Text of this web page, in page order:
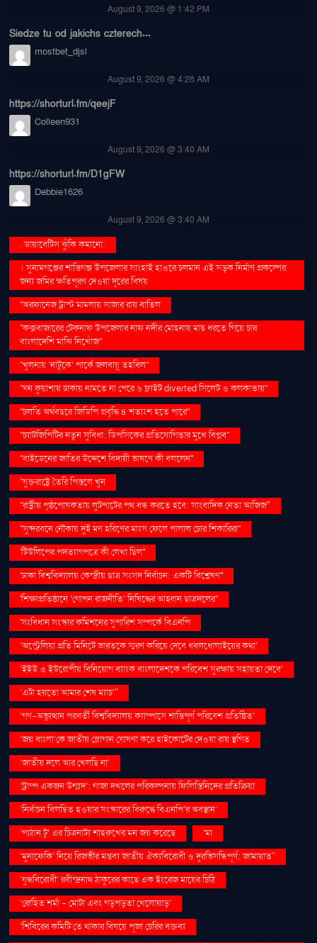
August 9, 2026 @ 1:42 PM
Siedze tu od jakichs czterech...
mostbet_djsl
August 9, 2026 @ 4:28 AM
https://shorturl.fm/qeejF
Colleen931
August 9, 2026 @ 3:40 AM
https://shorturl.fm/D1gFW
Debbie1626
August 9, 2026 @ 3:40 AM
. ডায়াবেটিস ঝুঁকি কমানো:
। সুনামগঞ্জের শান্তিগঞ্জ উপজেলার সাংহাই হাওরে চলমান এই সড়ক নির্মাণ প্রকল্পের
জন্য জমির ক্ষতিপূরণ দেওয়া দূরের বিষয়
''অরফানেজ ট্রাস্ট মামলায় সাজার রায় বাতিল
''কক্সবাজারের টেকনাফ উপজেলার নাফ নদীর মোহনায় মাছ ধরতে গিয়ে চার
বাংলাদেশি মাঝি নিখোঁজ''
''খুলনায় ‘নাটুকে’ পার্কে জলবায়ু তহবিল''
''ঘন কুয়াশায় ঢাকায় নামতে না পেরে ৬ ফ্লাইট diverted সিলেট ও কলকাতায়''
''চলতি অর্থবছরে জিডিপি প্রবৃদ্ধি ৪ শতাংশ হতে পারে''
''চ্যাটজিপিটির নতুন সুবিধা: ডিপসিকের প্রতিযোগিতার মুখে বিপ্লব''
''বাইডেনের জাতির উদ্দেশে বিদায়ী ভাষণে কী বললেন''
''যুক্তরাষ্ট্রে তৈরি পিস্তলে খুন
''রাষ্ট্রীয় পৃষ্ঠপোষকতায় লুটপাটের পথ বন্ধ করতে হবে: সাংবাদিক নেতা আজিজ"
''সুন্দরবনে নৌকায় দুই মণ হরিণের মাংস ফেলে পালাল চোর শিকারিরা''
'টিউলিপের পদত্যাগপত্রে কী লেখা ছিল''
'ঢাকা বিশ্ববিদ্যালয় কেন্দ্রীয় ছাত্র সংসদ নির্বাচন: একটি বিশ্লেষণ''
'শিক্ষাপ্রতিষ্ঠানে ‘গোপন রাজনীতি’ নিষিদ্ধের আহ্বান ছাত্রদলের''
'সংবিধান সংস্কার কমিশনের সুপারিশ সম্পর্কে বিএনপি
‘অস্ট্রেলিয়া প্রতি মিনিটে ভারতকে স্মরণ করিয়ে দেবে ধবলধোলাইয়ের কথা’
‘ইইউ ও ইউরোপীয় বিনিয়োগ ব্যাংক বাংলাদেশকে পরিবেশ সুরক্ষায় সহায়তা দেবে’
‘এটা হয়তো আমার শেষ ম্যাচ’"
‘গণ–অভ্যুত্থান পরবর্তী বিশ্ববিদ্যালয় ক্যাম্পাসে শান্তিপূর্ণ পরিবেশ প্রতিষ্ঠিত’
‘জয় বাংলা’কে জাতীয় স্লোগান ঘোষণা করে হাইকোর্টের দেওয়া রায় স্থগিত
‘জাতীয় দলে আর খেলছি না’
‘ট্রাম্প একজন উন্মাদ’: গাজা দখলের পরিকল্পনায় ফিলিস্তিনিদের প্রতিক্রিয়া
‘নির্বাচন বিলম্বিত হওয়ার সংস্কারের বিরুদ্ধে বিএনপি’র অবস্থান’
‘পাঠান টু’ এর চিত্রনাট্য শাহরুখের মন জয় করেছে
‘মা
‘মুনাফেকি’ নিয়ে রিজভীর মন্তব্য জাতীয় ঐক্যবিরোধী ও দুরভিসন্ধিপূর্ণ: জামায়াত"
‘যুদ্ধবিরোধী’ রবীন্দ্রনাথ ঠাকুরের কাছে এক ইংরেজ মায়ের চিঠি
‘রোহিত শর্মা - মোটা এবং গড়পড়তা খেলোয়াড়’
‘শিবিরের কমিটি’তে থাকার বিষয়ে পূজা চেরির বক্তব্য